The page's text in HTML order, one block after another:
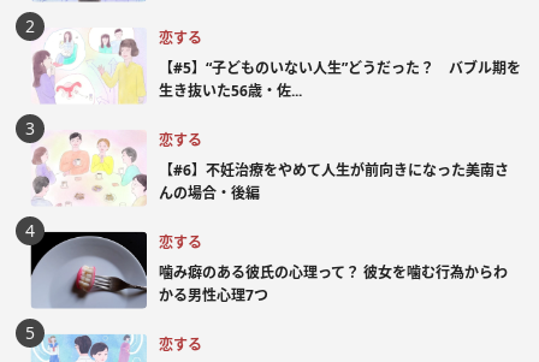
恋する
【#5】“子どものいない人生”どうだった？ バブル期を
生き抜いた56歳・佐...
恋する
【#6】不妊治療をやめて人生が前向きになった美南さ
んの場合・後編
恋する
噛み癖のある彼氏の心理って？ 彼女を噛む行為からわ
かる男性心理7つ
恋する